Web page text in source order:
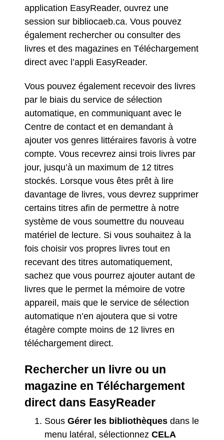
application EasyReader, ouvrez une
session sur bibliocaeb.ca. Vous pouvez
également rechercher ou consulter des
livres et des magazines en Téléchargement
direct avec l’appli EasyReader.
Vous pouvez également recevoir des livres
par le biais du service de sélection
automatique, en communiquant avec le
Centre de contact et en demandant à
ajouter vos genres littéraires favoris à votre
compte. Vous recevrez ainsi trois livres par
jour, jusqu’à un maximum de 12 titres
stockés. Lorsque vous êtes prêt à lire
davantage de livres, vous devrez supprimer
certains titres afin de permettre à notre
système de vous soumettre du nouveau
matériel de lecture. Si vous souhaitez à la
fois choisir vos propres livres tout en
recevant des titres automatiquement,
sachez que vous pourrez ajouter autant de
livres que le permet la mémoire de votre
appareil, mais que le service de sélection
automatique n’en ajoutera que si votre
étagère compte moins de 12 livres en
téléchargement direct.
Rechercher un livre ou un
magazine en Téléchargement
direct dans EasyReader
Sous Gérer les bibliothèques dans le
menu latéral, sélectionnez CELA